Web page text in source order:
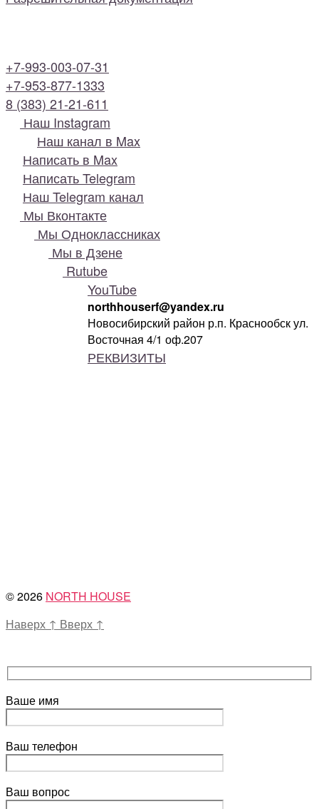
+7-993-003-07-31
+7-953-877-1333
8 (383) 21-21-611
Наш Instagram
Наш канал в Max
Написать в Max
Написать Telegram
Наш Telegram канал
Мы Вконтакте
Мы Одноклассниках
Мы в Дзене
Rutube
YouTube
northhouserf@yandex.ru
Новосибирский район р.п. Краснообск ул.
Восточная 4/1 оф.207
РЕКВИЗИТЫ
© 2026 NORTH HOUSE
Наверх ↑ Вверх ↑
Ваше имя
Ваш телефон
Ваш вопрос